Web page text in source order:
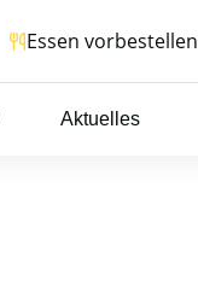
Essen vorbestellen
Aktuelles